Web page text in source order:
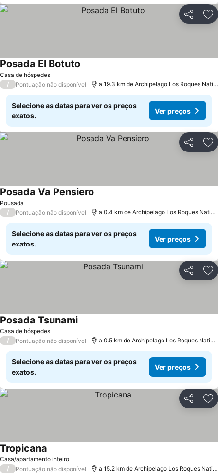
Partilhar
Casa de hóspedes
Posada El Botuto
/ Pontuação não disponível a 19.3 km de Archipelago Los Roques National Park
Selecione as datas para ver os preços
exatos.
Ver preços
Partilhar
Pousada
Posada Va Pensiero
/ Pontuação não disponível a 0.4 km de Archipelago Los Roques National Park
Selecione as datas para ver os preços
exatos.
Ver preços
Partilhar
Casa de hóspedes
Posada Tsunami
/ Pontuação não disponível a 0.5 km de Archipelago Los Roques National Park
Selecione as datas para ver os preços
exatos.
Ver preços
Partilhar
Casa/apartamento inteiro
Tropicana
/ Pontuação não disponível a 15.2 km de Archipelago Los Roques National Park